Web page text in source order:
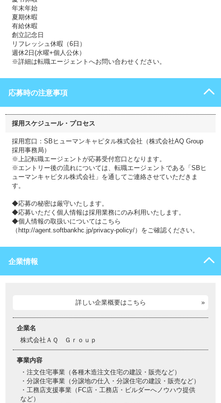
年末年始
夏期休暇
有給休暇
創立記念日
リフレッシュ休暇（6日）
週休2日(水曜+個人公休）
※詳細は転職エージェントへお問い合わせください。
応募時の注意事項
採用スケジュール・プロセス
採用窓口：SBヒューマンキャピタル株式会社（株式会社AQ Group
採用事務局）
※上記転職エージェントが応募受付窓口となります。
※エントリー後の流れについては、転職エージェントである「SBヒ
ューマンキャピタル株式会社」を通してご連絡させていただきま
す。
◆応募の秘密は厳守いたします。
◆応募いただく個人情報は採用業務にのみ利用いたします。
◆個人情報の取扱いについてはこちら
（http://agent.softbankhc.jp/privacy-policy/）をご確認ください。
企業情報
詳しい企業概要はこちら
企業名
株式会社ＡＱ Ｇｒｏｕｐ
事業内容
・注文住宅事業（各種木造注文住宅の建設・販売など）
・分譲住宅事業（分譲地の仕入・分譲住宅の建設・販売など）
・工務店支援事業（FC店・工務店・ビルダーへノウハウ提供
など）